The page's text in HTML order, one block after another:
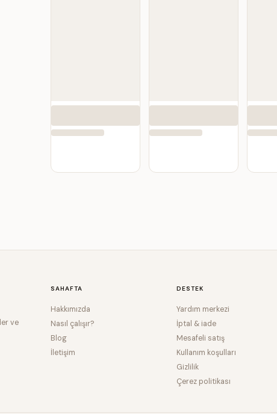
ve
SAHAFTA
Hakkımızda
Nasıl çalışır?
Blog
İletişim
DESTEK
Yardım merkezi
İptal & iade
Mesafeli satış
Kullanım koşulları
Gizlilik
Çerez politikası